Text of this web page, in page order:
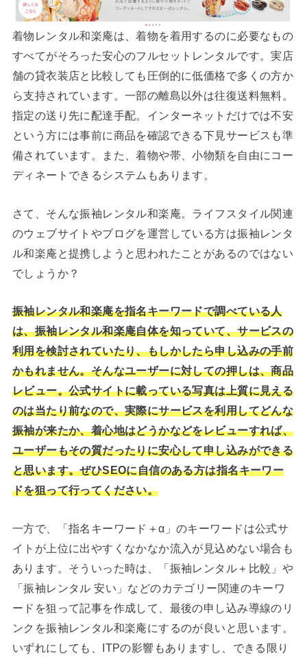
着物レンタル和楽庵は、着物を着用するのに必要なもの
すべてがそろった安心のフルセットレンタルです。実店
舗の貸衣装店と比較しても圧倒的に低価格で多くの方か
ら支持されています。一部の離島以外は往復送料無料。
指定の送り先に配達手配。インターネットだけでは不安
という方には事前に商品を確認できる下見サービスも準
備されています。また、着物や帯、小物類を自由にコー
ディネートできるシステムもあります。
さて、そんな振袖レンタル和楽庵。ライフスタイル関連
のウェブサイトやブログを運営している方は振袖レンタ
ル和楽庵と提携しようと思われたことがあるのではない
でしょうか？
振袖レンタル和楽庵を指名キーワードで調べている人
は、振袖レンタル和楽庵自体を知っていて、サービスの
利用を検討されていたり、もしかしたら申し込みの手前
かもれません。そんなユーザーに対しての押しは、商品
レビュー。公式サイトに載っている写真は上質に見える
のは当たり前なので、実際にサービスを利用してどんな
振袖が来たか、着心地はどうかなどをレビューすれば、
ユーザーもその質だったりに安心して申し込みができる
と思います。ぜひSEOに自信のある方は指名キーワー
ドを狙って行ってください。
一方で、「指名キーワード＋α」のキーワードは公式サ
イトが上位に出やすくなかなか流入が見込めない場合も
あります。そういった時は、「振袖レンタル＋比較」や
「振袖レンタル 安い」などのカテゴリー関連のキーワ
ードを狙って記事を作成して、最後の申し込み導線のリ
ンクを振袖レンタル和楽庵にするのが良いと思います。
いずれにしても、ITPの影響もありますし、できる限り